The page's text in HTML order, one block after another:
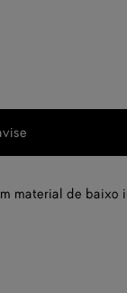
material de baixo